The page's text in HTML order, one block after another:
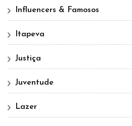
Influencers & Famosos
Itapeva
Justiça
Juventude
Lazer